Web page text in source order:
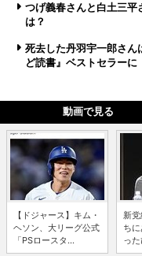
つげ義春さんと白土三
は？
死去した丹羽宇一郎さ
ど読書』ベストセラーに
動画で見る
【ドジャース】キム・
ヘソン、大リーグ公式
「PSロースタ...
新
ち
っ